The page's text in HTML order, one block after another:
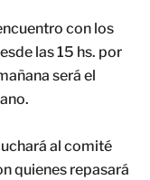
con los
las 15 hs. por
será el
al comité
quienes repasará